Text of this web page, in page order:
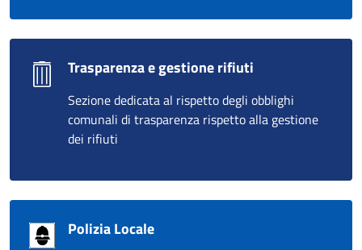
Trasparenza e gestione rifiuti
Sezione dedicata al rispetto degli obblighi
comunali di trasparenza rispetto alla gestione
dei rifiuti
Polizia Locale